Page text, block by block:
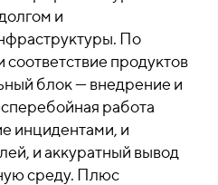
и
По
соответствие продуктов
блок — внедрение и
работа
инцидентами, и
и аккуратный вывод
среду. Плюс